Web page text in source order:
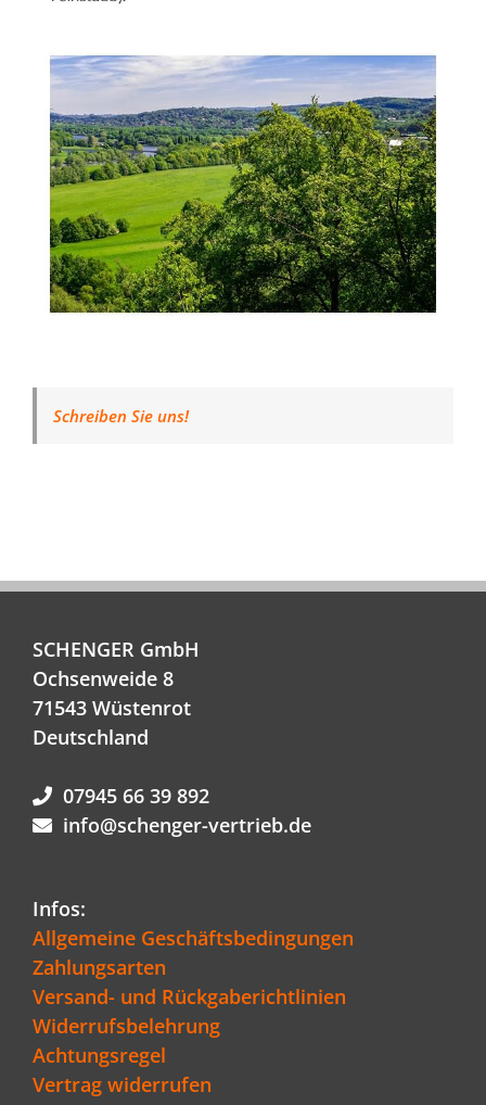
Schreiben Sie uns!
SCHENGER GmbH
Ochsenweide 8
71543 Wüstenrot
Deutschland
07945 66 39 892
info@schenger-vertrieb.de
Infos:
Allgemeine Geschäftsbedingungen
Zahlungsarten
Versand- und Rückgaberichtlinien
Widerrufsbelehrung
Achtungsregel
Vertrag widerrufen